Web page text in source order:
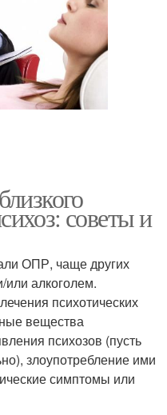
советы и
ОПР, чаще других
или алкоголем.
психотических
вещества
психозов (пусть
злоупотребление ими
симптомы или